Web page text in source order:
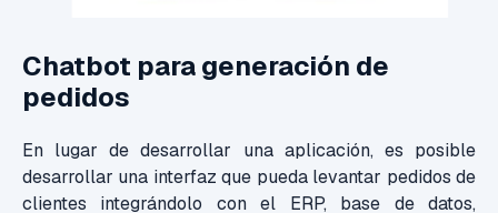
Chatbot para generación de
pedidos
En lugar de desarrollar una aplicación, es posible
desarrollar una interfaz que pueda levantar pedidos de
clientes integrándolo con el ERP, base de datos,